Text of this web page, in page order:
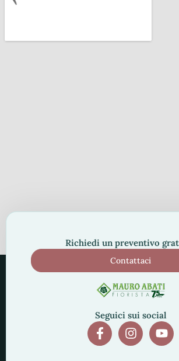
Seguici sui social
Richiedi un preventivo
Contattaci